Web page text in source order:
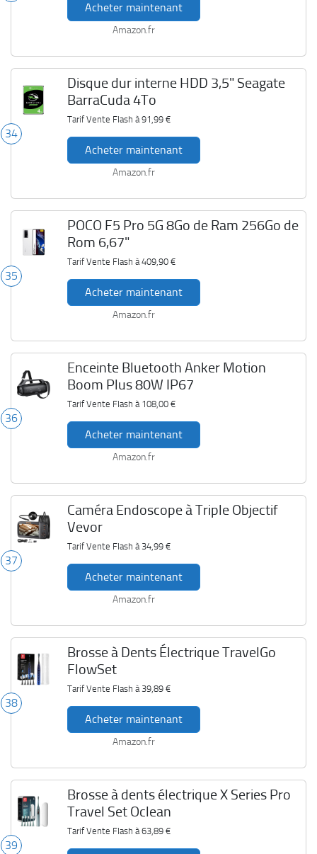
Acheter maintenant
Amazon.fr
34
Disque dur interne HDD 3,5" Seagate
BarraCuda 4To
Tarif Vente Flash à91,99 €
Acheter maintenant
Amazon.fr
35
POCO F5 Pro 5G 8Go de Ram 256Go de
Rom 6,67"
Tarif Vente Flash à409,90 €
Acheter maintenant
Amazon.fr
36
Enceinte Bluetooth Anker Motion
Boom Plus 80W IP67
Tarif Vente Flash à 108,00 €
Acheter maintenant
Amazon.fr
37
Caméra Endoscope à Triple Objectif
Vevor
Tarif Vente Flash à 34,99 €
Acheter maintenant
Amazon.fr
38
Brosse à Dents Électrique TravelGo
FlowSet
Tarif Vente Flash à 39,89 €
Acheter maintenant
Amazon.fr
39
Brosse à dents électrique X Series Pro
Travel Set Oclean
Tarif Vente Flash à63,89 €